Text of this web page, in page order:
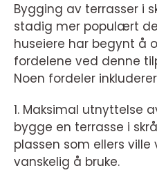
Bygging av terrasser i
stadig mer populært
huseiere har begynt å
fordelene ved denne
Noen fordeler
1. Maksimal utnyttelse
bygge en terrasse i
plassen som ellers
vanskelig å bruke.